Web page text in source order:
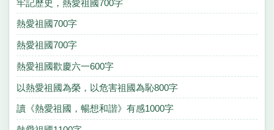
牢記歷史，熱愛祖國700字
熱愛祖國700字
熱愛祖國700字
熱愛祖國歡慶六一600字
以熱愛祖國為榮，以危害祖國為恥800字
讀《熱愛祖國，暢想和諧》有感1000字